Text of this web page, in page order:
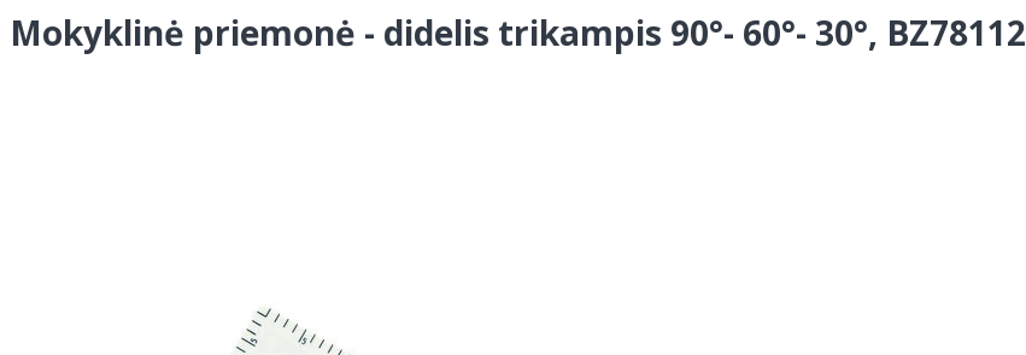
Mokyklinė priemonė - didelis trikampis 90°- 60°- 30°, BZ78112